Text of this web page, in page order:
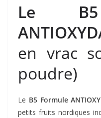
Le B5
en vrac
poudre)
Le B5 Formule
petits fruits nordiques